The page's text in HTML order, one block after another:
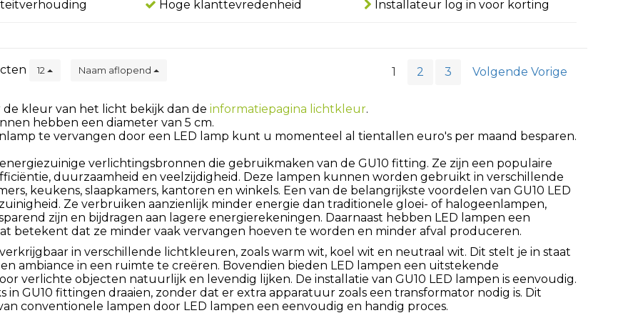
Hoge klanttevredenheid Installateur log in voor korting
12 Naam aflopend 1 2 3 Volgende Vorige
kleur van het licht bekijk dan de informatiepagina lichtkleur.
hebben een diameter van 5 cm.
te vervangen door een LED lamp kunt u momenteel al tientallen euro's per maand besparen.
verlichtingsbronnen die gebruikmaken van de GU10 fitting. Ze zijn een populaire
duurzaamheid en veelzijdigheid. Deze lampen kunnen worden gebruikt in verschillende
keukens, slaapkamers, kantoren en winkels. Een van de belangrijkste voordelen van GU10 LED
Ze verbruiken aanzienlijk minder energie dan traditionele gloei- of halogeenlampen,
zijn en bijdragen aan lagere energierekeningen. Daarnaast hebben LED lampen een
betekent dat ze minder vaak vervangen hoeven te worden en minder afval produceren.
in verschillende lichtkleuren, zoals warm wit, koel wit en neutraal wit. Dit stelt je in staat
ambiance in een ruimte te creëren. Bovendien bieden LED lampen een uitstekende
verlichte objecten natuurlijk en levendig lijken. De installatie van GU10 LED lampen is eenvoudig.
in GU10 fittingen draaien, zonder dat er extra apparatuur zoals een transformator nodig is. Dit
conventionele lampen door LED lampen een eenvoudig en handig proces.